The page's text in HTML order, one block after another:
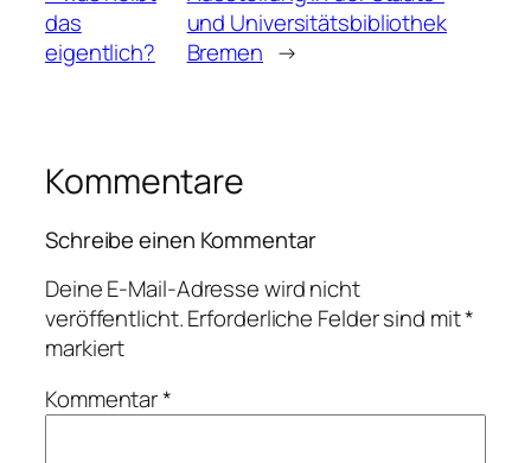
das
eigentlich?
und Universitätsbibliothek
Bremen →
Kommentare
Schreibe einen Kommentar
Deine E-Mail-Adresse wird nicht
veröffentlicht.Erforderliche Felder sind mit*
markiert
Kommentar*